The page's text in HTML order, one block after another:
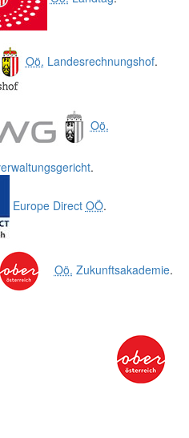
Oö. Landesrechnungshof.
Oö.
.
Europe Direct OÖ.
Oö. Zukunftsakademie.